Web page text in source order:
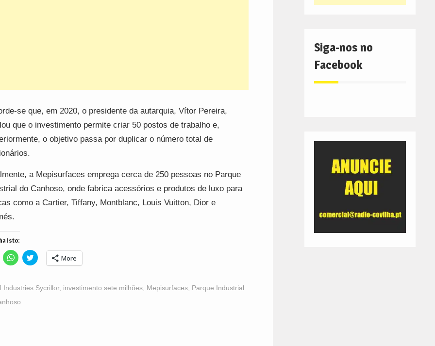
se que, em 2020, o presidente da autarquia, Vítor Pereira,
que o investimento permite criar 50 postos de trabalho e,
o objetivo passa por duplicar o número total de
a Mepisurfaces emprega cerca de 250 pessoas no Parque
do Canhoso, onde fabrica acessórios e produtos de luxo para
como a Cartier, Tiffany, Montblanc, Louis Vuitton, Dior e
isto:
Click
to
(Opens
new
window)
Click
to
share
(Opens
More
Industries Sycrillor, investimento sete milhões, Mepisurfaces, Parque Industrial
Siga-nos no
Facebook